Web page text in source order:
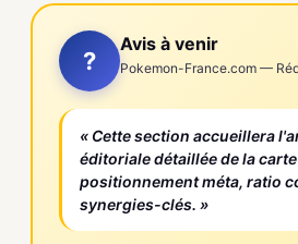
?
Avis à venir
Pokemon-France.com —
« Cette section accueillera
éditoriale détaillée de la carte
positionnement méta, ratio
synergies-clés. »